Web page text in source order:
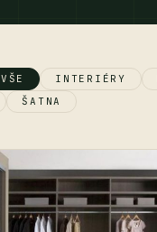
VŠE INTERIÉRY
ŠATNA